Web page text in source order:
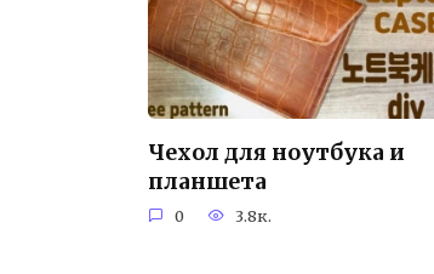
Чехол для ноутбука и
планшета
0 3.8к.